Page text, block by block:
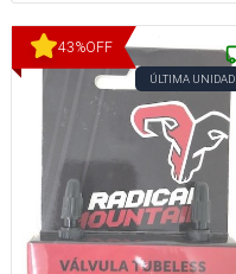
43%OFF
ÚLTIMA UNIDAD